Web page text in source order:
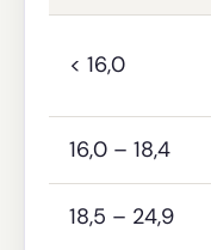
< 16,0
16,0 – 18,4
18,5 – 24,9